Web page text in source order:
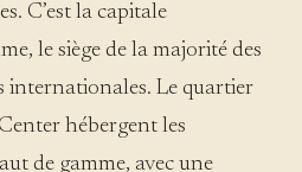
C’est la capitale
le siège de la majorité des
internationales. Le quartier
hébergent les
de gamme, avec une